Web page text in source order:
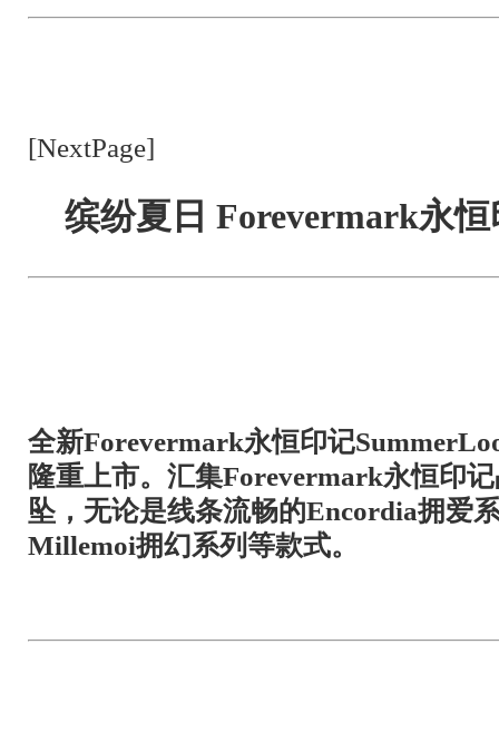
[NextPage]
缤纷夏日 Forevermark永
全新Forevermark永恒印记
隆重上市。汇集Forevermark永恒印
坠，无论是线条流畅的Encordia拥爱
Millemoi拥幻系列等款式。